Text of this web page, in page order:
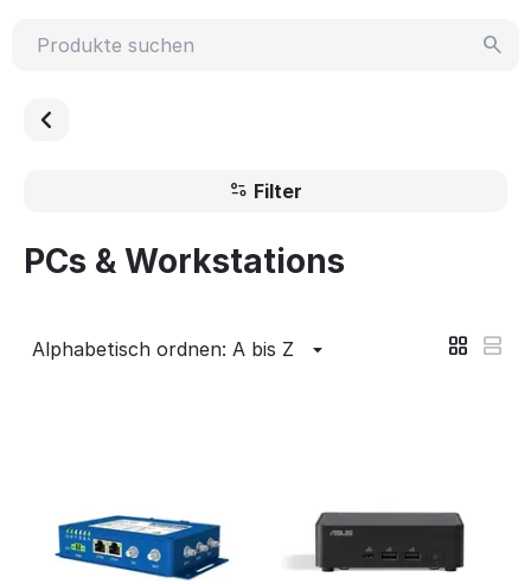
Filter
PCs & Workstations
Alphabetisch ordnen: A bis Z